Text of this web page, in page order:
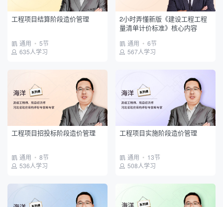
建设单位
项目班组
工程项目结算阶段造价管理
通用 • 5节
635人学习
2小时弄懂新版《建设工程工程
量清单计价标准》核心内容
通用 • 6节
567人学习
工程项目招投标阶段造价管理
通用 • 8节
536人学习
工程项目实施阶段造价管理
通用 • 13节
508人学习